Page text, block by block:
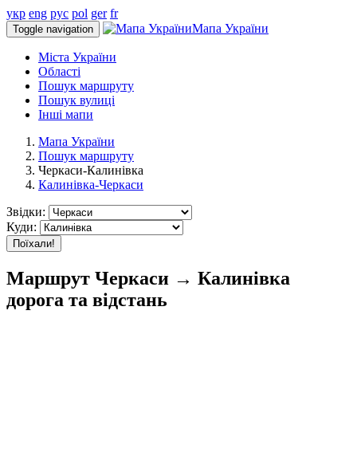
укр eng рус pol ger fr
Toggle navigation Мапа України
Міста України
Області
Пошук маршруту
Пошук вулиці
Інші мапи
Мапа України
Пошук маршруту
Черкаси-Калинівка
Калинівка-Черкаси
Звідки:
Куди:
Поїхали!
Маршрут Черкаси → Калинівка
дорога та відстань